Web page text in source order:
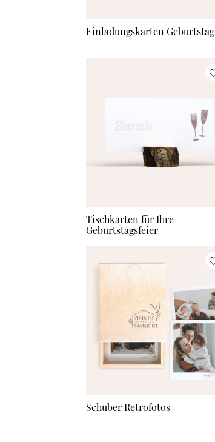
Einladungskarten Geburtstag
Tischkarten für Ihre
Geburtstagsfeier
Schuber Retrofotos